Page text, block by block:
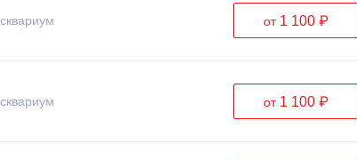
от 1 100 ₽
от 1 100 ₽